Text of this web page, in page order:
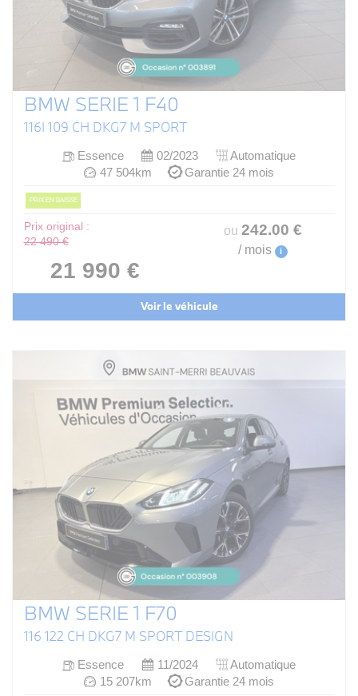
BMW SERIE 1 F40
116I 109 CH DKG7 M SPORT
Essence 02/2023
Automatique
47 504km
Garantie 24 mois
PRIX EN BAISSE
Prix original :
22 490 €
21 990 €
ou 242.00 €
/ mois i
Voir le véhicule
BMW SERIE 1 F70
116 122 CH DKG7 M SPORT DESIGN
Essence 11/2024
Automatique
15 207km
Garantie 24 mois